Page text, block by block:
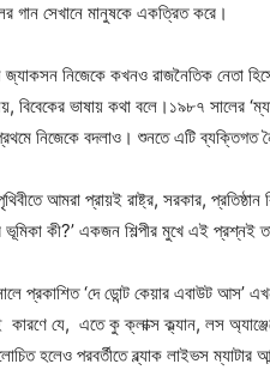
গান সেখানে মানুষকে একত্রিত করে।
নিজেকে কখনও রাজনৈতিক নেতা
বিবেকের ভাষায় কথা বলে।১৯৮৭ সালের
নিজেকে বদলাও। শুনতে এটি ব্যক্তিগত
আমরা প্রায়ই রাষ্ট্র, সরকার,
ভূমিকা কী?’ একজন শিল্পীর মুখে এই প্রশ্নই
প্রকাশিত ‘দে ডোন্ট কেয়ার এবাউট আস’
যে, এতে কু ক্লাক্স ক্ল্যান, লস
হলেও পরবর্তীতে ব্ল্যাক লাইভস ম্যাটার